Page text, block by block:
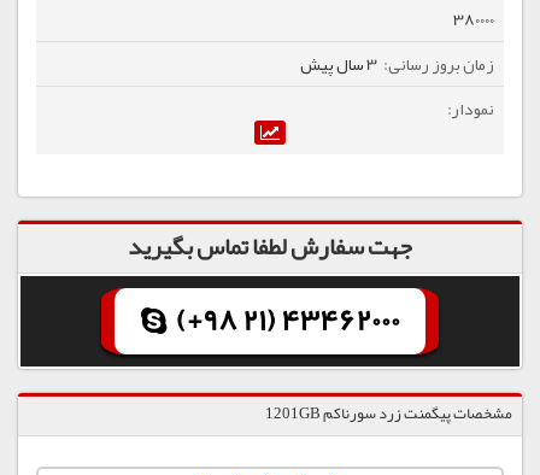
380000
3 سال پیش
جهت سفارش لطفا تماس بگیرید
(+98 21) 43462000
مشخصات پیگمنت زرد سورناکم 1201GB